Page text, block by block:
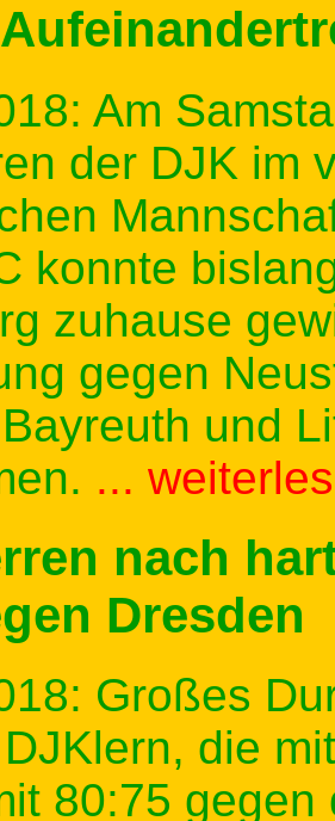
Am
der DJK im
konnte
zuhause
gegen
und
...
nach
Dresden
Großes
die
80:75